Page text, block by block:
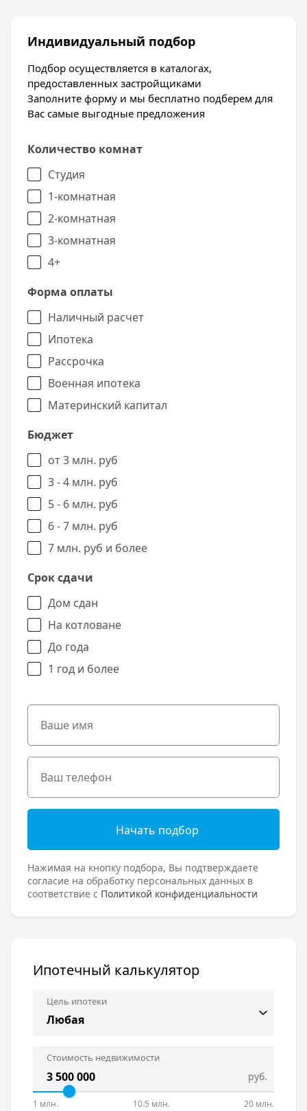
Индивидуальный подбор
Подбор осуществляется в каталогах,
предоставленных застройщиками
Заполните форму и мы бесплатно подберем для
Вас самые выгодные предложения
Количество комнат
Студия
1-комнатная
2-комнатная
3-комнатная
4+
Форма оплаты
Наличный расчет
Ипотека
Рассрочка
Военная ипотека
Материнский капитал
Бюджет
от 3 млн. руб
3 - 4 млн. руб
5 - 6 млн. руб
6 - 7 млн. руб
7 млн. руб и более
Срок сдачи
Дом сдан
На котловане
До года
1 год и более
Начать подбор
Нажимая на кнопку подбора, Вы подтверждаете
согласие на обработку персональных данных в
соответствие с Политикой конфиденциальности
Ипотечный калькулятор
Цель ипотеки
Стоимость недвижимости
руб.
1 млн. 10.5 млн. 20 млн.